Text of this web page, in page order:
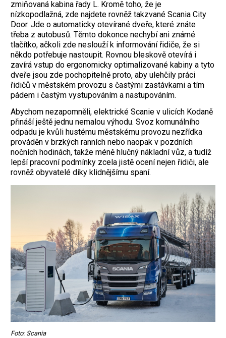
zmiňovaná kabina řady L. Kromě toho, že je
nízkopodlažná, zde najdete rovněž takzvané Scania City
Door. Jde o automaticky otevírané dveře, které znáte
třeba z autobusů. Těmto dokonce nechybí ani známé
tlačítko, ačkoli zde neslouží k informování řidiče, že si
někdo potřebuje nastoupit. Rovnou bleskově otevírá i
zavírá vstup do ergonomicky optimalizované kabiny a tyto
dveře jsou zde pochopitelně proto, aby ulehčily práci
řidičů v městském provozu s častými zastávkami a tím
pádem i častým vystupováním a nastupováním.
Abychom nezapomněli, elektrické Scanie v ulicích Kodaně
přináší ještě jednu nemalou výhodu. Svoz komunálního
odpadu je kvůli hustému městskému provozu nezřídka
prováděn v brzkých ranních nebo naopak v pozdních
nočních hodinách, takže méně hlučný nákladní vůz, a tudíž
lepší pracovní podmínky zcela jistě ocení nejen řidiči, ale
rovněž obyvatelé díky klidnějšímu spaní.
Foto: Scania